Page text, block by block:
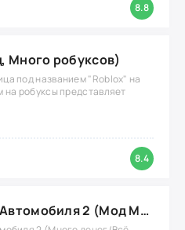
8.8
Много робуксов)
под названием "Roblox" на
на робуксы представляет
8.4
Симулятор Автомобиля 2 (Мод Много денег/Всё открыто)